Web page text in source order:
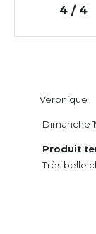
4 / 4
Veronique
Produit
Très belle
Dimanche